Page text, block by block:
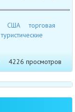
США
торговая
туристические
4226 просмотров